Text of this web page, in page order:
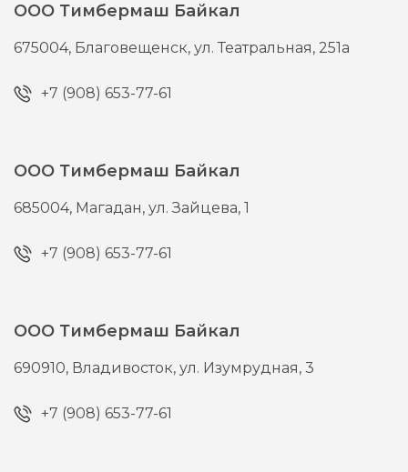
ООО Тимбермаш Байкал
675004, Благовещенск,ул. Театральная, 251а
+7 (908) 653-77-61
ООО Тимбермаш Байкал
685004, Магадан,ул. Зайцева, 1
+7 (908) 653-77-61
ООО Тимбермаш Байкал
690910, Владивосток,ул. Изумрудная, 3
+7 (908) 653-77-61